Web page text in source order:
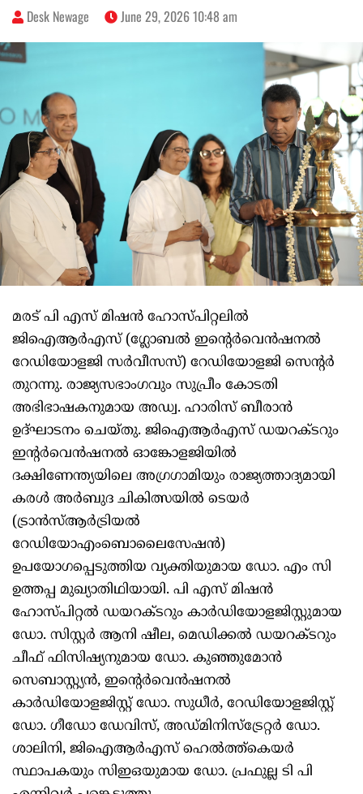
Desk Newage June 29, 2026 10:48 am
മരട് പി എസ് മിഷന്‍ ഹോസ്പിറ്റലില്‍
ജിഐആര്‍എസ് (ഗ്ലോബല്‍ ഇന്റെര്‍വെന്‍ഷനല്‍
റേഡിയോളജി സര്‍വീസസ്) റേഡിയോളജി സെന്റര്‍
തുറന്നു. രാജ്യസഭാംഗവും സുപ്രീം കോടതി
അഭിഭാഷകനുമായ അഡ്വ. ഹാരിസ് ബീരാന്‍
ഉദ്ഘാടനം ചെയ്തു. ജിഐആര്‍എസ് ഡയറക്ടറും
ഇന്റര്‍വെന്‍ഷനല്‍ ഓങ്കോളജിയില്‍
ദക്ഷിണേന്ത്യയിലെ അഗ്രഗാമിയും രാജ്യത്താദ്യമായി
കരള്‍ അര്‍ബുദ ചികിത്സയില്‍ ടെയര്‍
(ട്രാന്‍സ്ആര്‍ട്രിയല്‍
റേഡിയോഎംബൊലൈസേഷന്‍)
ഉപയോഗപ്പെടുത്തിയ വ്യക്തിയുമായ ഡോ. എം സി
ഉത്തപ്പ മുഖ്യാതിഥിയായി. പി എസ് മിഷന്‍
ഹോസ്പിറ്റല്‍ ഡയറക്ടറും കാര്‍ഡിയോളജിസ്റ്റുമായ
ഡോ. സിസ്റ്റര്‍ ആനി ഷീല, മെഡിക്കല്‍ ഡയറക്ടറും
ചീഫ് ഫിസിഷ്യനുമായ ഡോ. കുഞ്ഞുമോന്‍
സെബാസ്റ്റ്യന്‍, ഇന്റെര്‍വെന്‍ഷനല്‍
കാര്‍ഡിയോളജിസ്റ്റ് ഡോ. സുധീര്‍, റേഡിയോളജിസ്റ്റ്
ഡോ. ഗീഡോ ഡേവിസ്, അഡ്മിനിസ്ട്രേറ്റര്‍ ഡോ.
ശാലിനി, ജിഐആര്‍എസ് ഹെല്‍ത്ത്കെയര്‍
സ്ഥാപകയും സിഇഒയുമായ ഡോ. പ്രഫുല്ല ടി പി